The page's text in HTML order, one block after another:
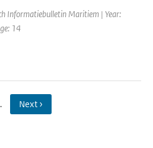
Informatiebulletin Maritiem | Year:
14
Next ›